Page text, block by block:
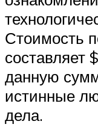
Стоимость
составляет
данную
истинные
дела.